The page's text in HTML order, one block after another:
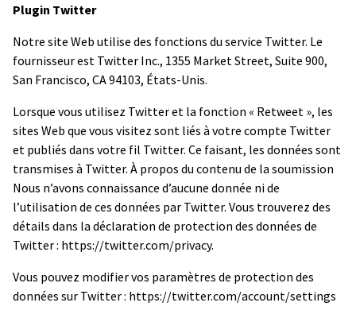
Plugin Twitter
Notre site Web utilise des fonctions du service Twitter. Le
fournisseur est Twitter Inc., 1355 Market Street, Suite 900,
San Francisco, CA 94103, États-Unis.
Lorsque vous utilisez Twitter et la fonction « Retweet », les
sites Web que vous visitez sont liés à votre compte Twitter
et publiés dans votre fil Twitter. Ce faisant, les données sont
transmises à Twitter. À propos du contenu de la soumission
Nous n’avons connaissance d’aucune donnée ni de
l’utilisation de ces données par Twitter. Vous trouverez des
détails dans la déclaration de protection des données de
Twitter : https://twitter.com/privacy.
Vous pouvez modifier vos paramètres de protection des
données sur Twitter : https://twitter.com/account/settings